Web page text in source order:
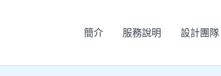
簡介 服務說明 設計團隊